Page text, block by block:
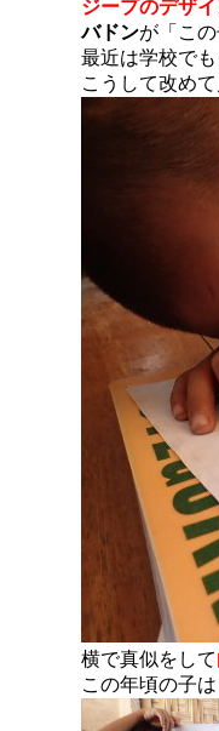
ジープのデザ
バドンが「こ
最近は学校で
こうして改め
横で真似をして
この年頃の子